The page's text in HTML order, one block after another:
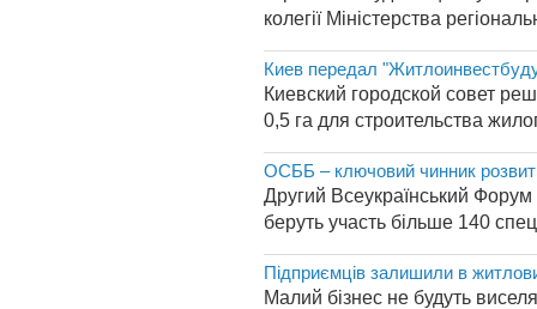
колегії Міністерства
Киев передал
Киевский городской совет
0,5 га для строительства
ОСББ – ключовий чинник
Другий Всеукраїнський
беруть участь більше 140
Підприємців залишили в
Малий бізнес не будуть